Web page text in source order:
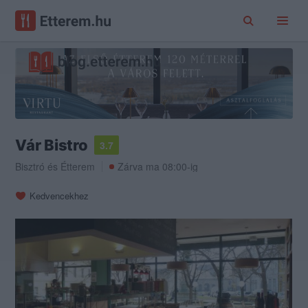
Vár Bistro
3.7
Bisztró és Étterem Zárva ma 08:00-ig
Kedvencekhez